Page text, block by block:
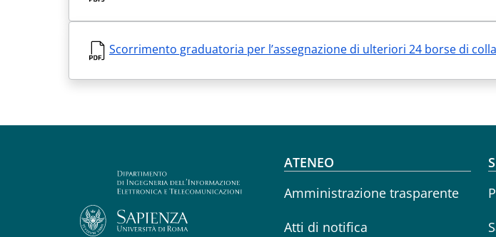
Scorrimento graduatoria per l’assegnazione di ulteriori 24 borse di
Footer menu
ATENEO
Amministrazione trasparente
Atti di notifica